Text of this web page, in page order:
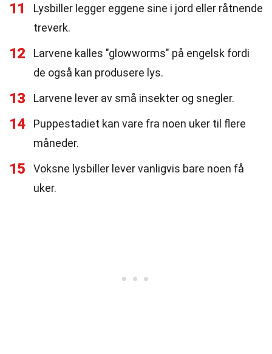
11
Lysbiller legger eggene sine i jord eller råtnende
treverk.
12
Larvene kalles "glowworms" på engelsk fordi
de også kan produsere lys.
13 Larvene lever av små insekter og snegler.
14
Puppestadiet kan vare fra noen uker til flere
måneder.
15
Voksne lysbiller lever vanligvis bare noen få
uker.